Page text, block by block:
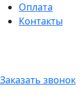
Оплата
Контакты
Заказать звонок